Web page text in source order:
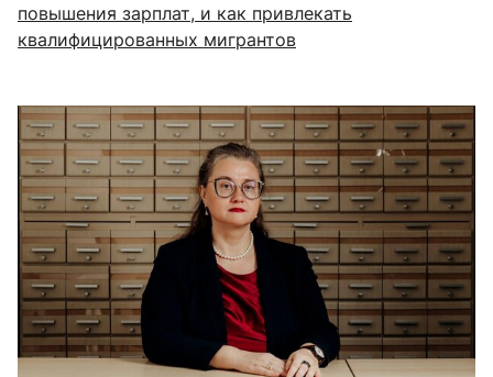
повышения зарплат, и как привлекать
квалифицированных мигрантов